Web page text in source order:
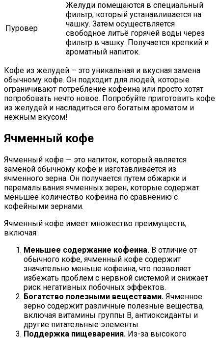
Пуровер
Желуди помещаются в специальный
фильтр, который устанавливается на
чашку. Затем осуществляется
свободное литьё горячей воды через
фильтр в чашку. Получается крепкий и
ароматный напиток.
Кофе из желудей – это уникальная и вкусная замена
обычному кофе. Он подходит для людей, которые
ограничивают потребление кофеина или просто хотят
попробовать нечто новое. Попробуйте приготовить кофе
из желудей и насладиться его богатым ароматом и
нежным вкусом!
Ячменный кофе
Ячменный кофе — это напиток, который является
заменой обычному кофе и изготавливается из
ячменного зерна. Он получается путем обжарки и
перемалывания ячменных зерен, которые содержат
меньшее количество кофеина по сравнению с
кофейными зернами.
Ячменный кофе имеет множество преимуществ,
включая:
Меньшее содержание кофеина. В отличие от
обычного кофе, ячменный кофе содержит
значительно меньше кофеина, что позволяет
избежать проблем с нервной системой и снижает
риск негативных побочных эффектов.
Богатство полезными веществами. Ячменное
зерно содержит различные полезные вещества,
включая витамины группы В, антиоксиданты и
другие питательные элементы.
Поддержка пищеварения. Из-за высокого